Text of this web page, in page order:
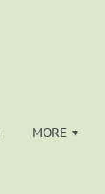
MORE